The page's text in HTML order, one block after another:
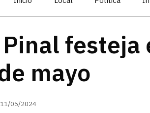
mayo
11/05/2024